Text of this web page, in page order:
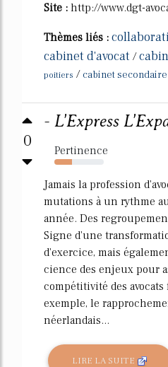
Site : http://www.dgt-
Thèmes liés :
cabinet d'avocat /
poitiers / cabinet
0
- L'Express
Pertinence
36%
Jamais la profession
mutations à un rythme
année. Des
Signe d'une
d'exercice, mais
cience des enjeux pour
compétitivité des
exemple, le
néerlandais...
LIRE LA SUITE